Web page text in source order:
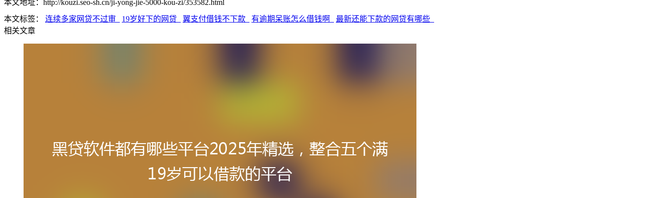
本文地址：http://kouzi.seo-sh.cn/ji-yong-jie-5000-kou-zi/353582.html
本文标签： 连续多家网贷不过审 19岁好下的网贷 翼支付借钱不下款 有逾期呆账怎么借钱啊
最新还能下款的网贷有哪些
相关文章